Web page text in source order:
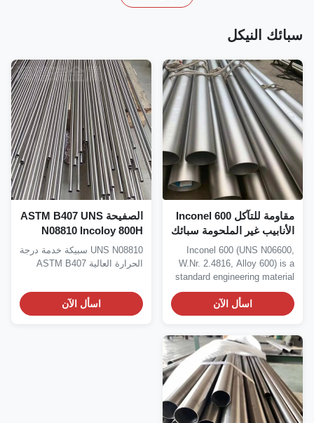
النيكل
مقاومة للتآكل Inconel 600
غير الملحومة سبائك
والكروم ذات درجة
العالية
Inconel 600 (UNS
W.Nr. 2.4816, Alloy 600) is
standard engineering
that
اسأل الآن
الصفيحة ASTM B407 UNS
N08810 Incoloy 800H
الصفيحة الخدمة عالية درجة
الحرارة
UNS N08810 سبيكة خدمة درجة
الحرارة العالية ASTM B407
اسأل الآن